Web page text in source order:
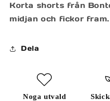
Korta shorts från
midjan och fickor fram.
Dela
Noga utvald